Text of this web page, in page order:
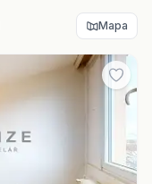
Mapa